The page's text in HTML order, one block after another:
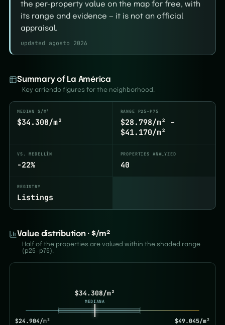
the per-property value on the map for free, with
its range and evidence — it is not an official
appraisal.
updated agosto 2026
Summary of La América
Key arriendo figures for the neighborhood.
MEDIAN $/M²
$34.308/m²
RANGE P25–P75
$28.798/m² –
$41.170/m²
VS. MEDELLÍN
-22%
PROPERTIES ANALYZED
40
REGISTRY
Listings
Value distribution · $/m²
Half of the properties are valued within the shaded range
(p25–p75).
$24.904/m²
$34.308/m²
MEDIANA
$49.045/m²